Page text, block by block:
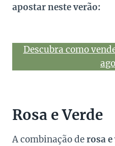
apostar neste verão:
Descubra como
Rosa e Verde
A combinação derosa e